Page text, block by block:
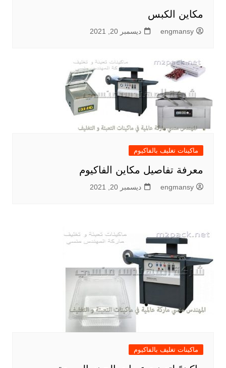
مكاين الكبس
engmansy ديسمبر 20, 2021
ماكينات تغليف بالفاكيوم
معرفة تفاصيل مكاين الفاكيوم
engmansy ديسمبر 20, 2021
ماكينات تغليف بالفاكيوم